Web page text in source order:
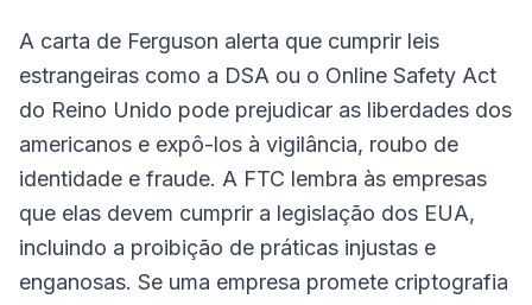
A carta de Ferguson alerta que cumprir leis
estrangeiras como a DSA ou o Online Safety Act
do Reino Unido pode prejudicar as liberdades dos
americanos e expô-los à vigilância, roubo de
identidade e fraude. A FTC lembra às empresas
que elas devem cumprir a legislação dos EUA,
incluindo a proibição de práticas injustas e
enganosas. Se uma empresa promete criptografia